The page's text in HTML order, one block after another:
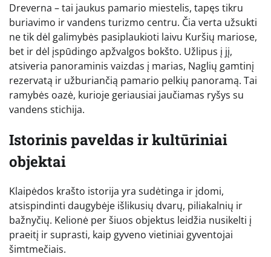
Dreverna – tai jaukus pamario miestelis, tapęs tikru
buriavimo ir vandens turizmo centru. Čia verta užsukti
ne tik dėl galimybės pasiplaukioti laivu Kuršių mariose,
bet ir dėl įspūdingo apžvalgos bokšto. Užlipus į jį,
atsiveria panoraminis vaizdas į marias, Naglių gamtinį
rezervatą ir užburiančią pamario pelkių panoramą. Tai
ramybės oazė, kurioje geriausiai jaučiamas ryšys su
vandens stichija.
Istorinis paveldas ir kultūriniai
objektai
Klaipėdos krašto istorija yra sudėtinga ir įdomi,
atsispindinti daugybėje išlikusių dvarų, piliakalnių ir
bažnyčių. Kelionė per šiuos objektus leidžia nusikelti į
praeitį ir suprasti, kaip gyveno vietiniai gyventojai
šimtmečiais.